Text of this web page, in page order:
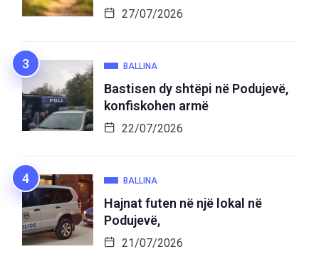
27/07/2026
BALLINA
Bastisen dy shtëpi në Podujevë,
konfiskohen armë
22/07/2026
BALLINA
Hajnat futen në një lokal në
Podujevë,
21/07/2026